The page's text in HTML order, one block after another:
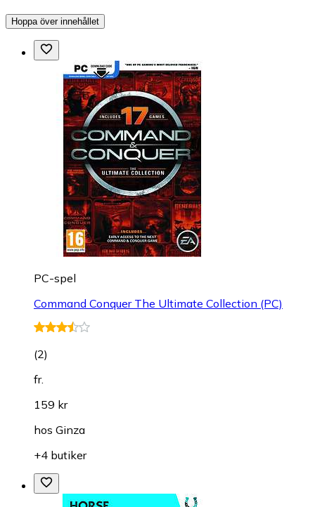
Hoppa över innehållet
PC-spel
Command Conquer The Ultimate Collection (PC)
(2)
fr.
159 kr
hos Ginza
+4 butiker